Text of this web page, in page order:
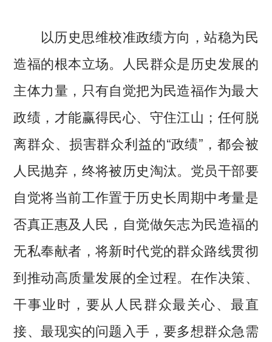
以历史思维校准政绩方向，站稳为民
造福的根本立场。人民群众是历史发展的
主体力量，只有自觉把为民造福作为最大
政绩，才能赢得民心、守住江山；任何脱
离群众、损害群众利益的“政绩”，都会被
人民抛弃，终将被历史淘汰。党员干部要
自觉将当前工作置于历史长周期中考量是
否真正惠及人民，自觉做矢志为民造福的
无私奉献者，将新时代党的群众路线贯彻
到推动高质量发展的全过程。在作决策、
干事业时，要从人民群众最关心、最直
接、最现实的问题入手，要多想群众急需